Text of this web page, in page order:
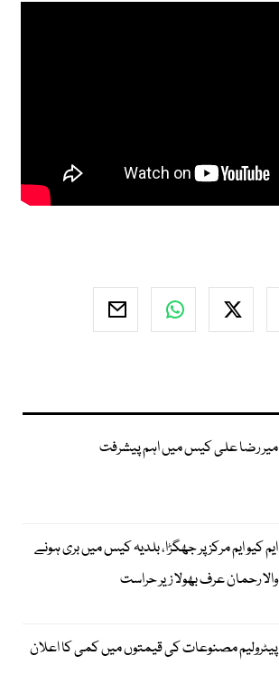
میر رضا علی کیس میں اہم پیشرفت
ایم کیو ایم مرکز پر جھگڑا، بلدیہ کیس میں بری ہونے
والا رحمان عرف بھولا زیر حراست
پیٹرولیم مصنوعات کی قیمتوں میں کمی کا اعلان